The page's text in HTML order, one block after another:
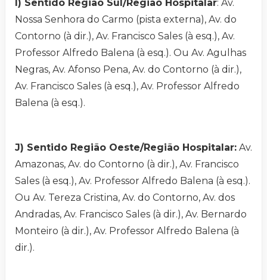
I) Sentido Região Sul/Região Hospitalar: Av.
Nossa Senhora do Carmo (pista externa), Av. do
Contorno (à dir.), Av. Francisco Sales (à esq.), Av.
Professor Alfredo Balena (à esq.). Ou Av. Agulhas
Negras, Av. Afonso Pena, Av. do Contorno (à dir.),
Av. Francisco Sales (à esq.), Av. Professor Alfredo
Balena (à esq.).
J) Sentido Região Oeste/Região Hospitalar: Av.
Amazonas, Av. do Contorno (à dir.), Av. Francisco
Sales (à esq.), Av. Professor Alfredo Balena (à esq.).
Ou Av. Tereza Cristina, Av. do Contorno, Av. dos
Andradas, Av. Francisco Sales (à dir.), Av. Bernardo
Monteiro (à dir.), Av. Professor Alfredo Balena (à
dir.).